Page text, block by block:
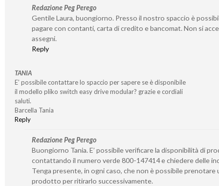
Redazione Peg Perego
Gentile Laura, buongiorno. Presso il nostro spaccio è
pagare con contanti, carta di credito e bancomat. Non si
assegni.
Reply
TANIA
E’ possibile contattare lo spaccio per sapere se è disponibile
il modello pliko switch easy drive modular? grazie e cordiali
saluti.
Barcella Tania
Reply
Redazione Peg Perego
Buongiorno Tania. E’ possibile verificare la disponibilità di
contattando il numero verde 800-147414 e chiedere delle
Tenga presente, in ogni caso, che non è possibile prenotare
prodotto per ritirarlo successivamente.